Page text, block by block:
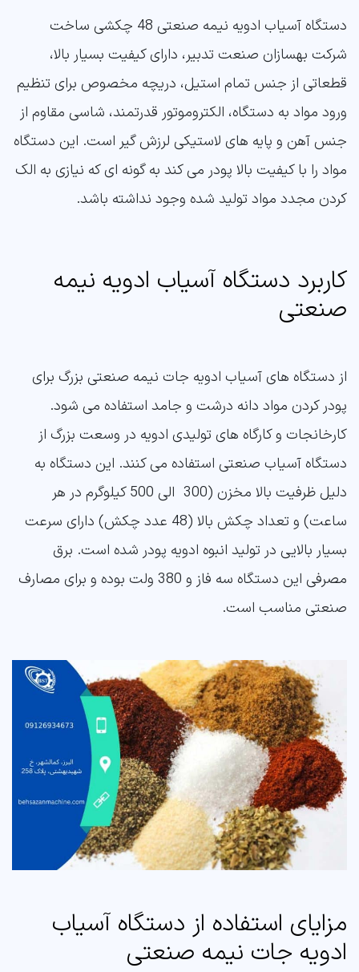
دستگاه آسیاب ادویه نیمه صنعتی 48 چکشی ساخت
شرکت بهسازان صنعت تدبیر، دارای کیفیت بسیار بالا،
قطعاتی از جنس تمام استیل، دریچه مخصوص برای تنظیم
ورود مواد به دستگاه، الکتروموتور قدرتمند، شاسی مقاوم از
جنس آهن و پایه های لاستیکی لرزش گیر است. این دستگاه
مواد را با کیفیت بالا پودر می کند به گونه ای که نیازی به الک
کردن مجدد مواد تولید شده وجود نداشته باشد.
کاربرد دستگاه آسیاب ادویه نیمه
صنعتی
از دستگاه های آسیاب ادویه جات نیمه صنعتی بزرگ برای
پودر کردن مواد دانه درشت و جامد استفاده می شود.
کارخانجات و کارگاه های تولیدی ادویه در وسعت بزرگ از
دستگاه آسیاب صنعتی استفاده می کنند. این دستگاه به
دلیل ظرفیت بالا مخزن (300 الی 500 کیلوگرم در هر
ساعت) و تعداد چکش بالا (48 عدد چکش) دارای سرعت
بسیار بالایی در تولید انبوه ادویه پودر شده است. برق
مصرفی این دستگاه سه فاز و 380 ولت بوده و برای مصارف
صنعتی مناسب است.
مزایای استفاده از دستگاه آسیاب
ادویه جات نیمه صنعتی